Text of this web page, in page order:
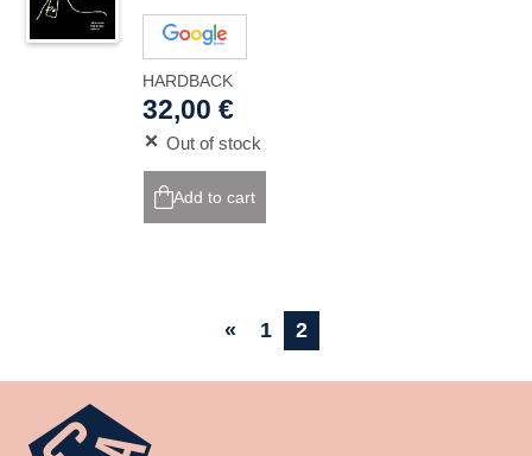
HARDBACK
32,00 €
Out of stock
Add to cart
« 1 2